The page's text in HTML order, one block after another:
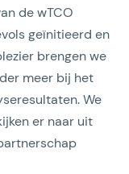
de wTCO
geïnitieerd en
brengen we
meer bij het
We
er naar uit